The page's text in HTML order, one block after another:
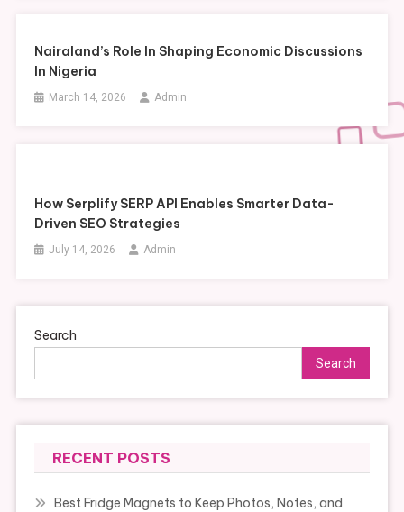
Nairaland’s Role In Shaping Economic Discussions
In Nigeria
March 14, 2026 Admin
How Serplify SERP API Enables Smarter Data-
Driven SEO Strategies
July 14, 2026 Admin
Search
Search
RECENT POSTS
Best Fridge Magnets to Keep Photos, Notes, and